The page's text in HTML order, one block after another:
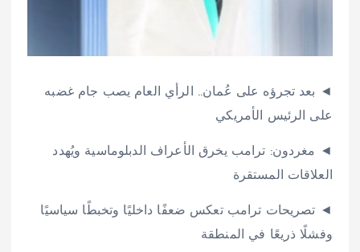
◄ بعد تجرؤه على عُمان.. الرأي العام يصب جام غضبه
على الرئيس الأمريكي
◄ مغردون: ترامب يخرق الأعراف الدبلوماسية ويُهدد
العلاقات المستقرة
◄ تصريحات ترامب تعكس ضعفًا داخليًا وتخبطًا سياسيًا
وفشلًا ذريعًا في المنطقة